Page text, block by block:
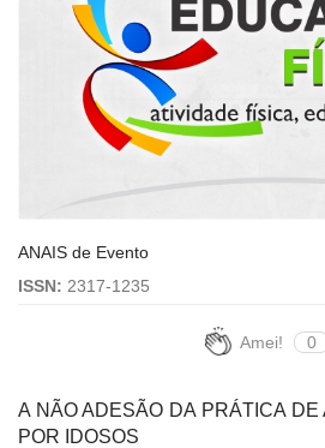
ANAIS de Evento
ISSN: 2317-1235
Amei! 0
A NÃO ADESÃO DA PRÁTICA
POR IDOSOS